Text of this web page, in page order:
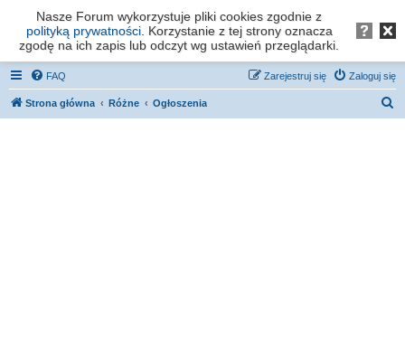
Forum os. Stefana Batorego - Poznań
FAQ Zaloguj się
Zarejestruj się
Strona główna Różne Ogłoszenia
Nasze Forum wykorzystuje pliki cookies zgodnie z
polityką prywatności. Korzystanie z tej strony oznacza
zgodę na ich zapis lub odczyt wg ustawień przeglądarki.